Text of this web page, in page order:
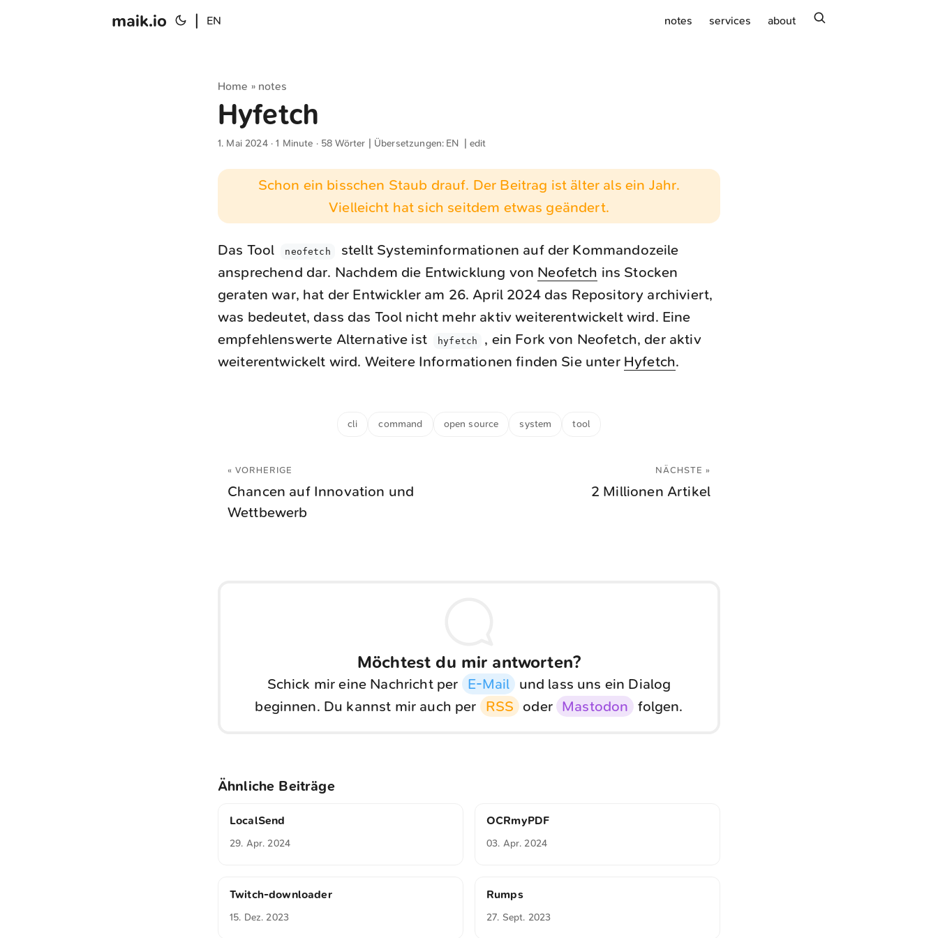
maik.io EN notes services about
Home » notes
Hyfetch
1. Mai 2024· 1 Minute · 58 Wörter | Übersetzungen: EN edit
Schon ein bisschen Staub drauf. Der Beitrag ist älter als ein Jahr.
Vielleicht hat sich seitdem etwas geändert.
Das Tool neofetch‌
stellt Systeminformationen auf der Kommandozeile
ansprechend dar. Nachdem die Entwicklung von Neofetch ins Stocken
geraten war, hat der Entwickler am 26. April 2024 das Repository archiviert,
was bedeutet, dass das Tool nicht mehr aktiv weiterentwickelt wird. Eine
empfehlenswerte Alternative ist
hyfetch
, ein Fork von Neofetch, der aktiv
weiterentwickelt wird. Weitere Informationen finden Sie unter Hyfetch.
cli command open source system tool
« VORHERIGE
Chancen auf Innovation und
Wettbewerb
NÄCHSTE »
2 Millionen Artikel
Möchtest du mir antworten?
Schick mir eine Nachricht per E-Mail
und lass uns ein Dialog
beginnen. Du kannst mir auch per
RSS oder Mastodon folgen.
Ähnliche Beiträge
LocalSend
29. Apr. 2024
OCRmyPDF
03. Apr. 2024
Twitch-downloader
15. Dez. 2023
Rumps
27. Sept. 2023